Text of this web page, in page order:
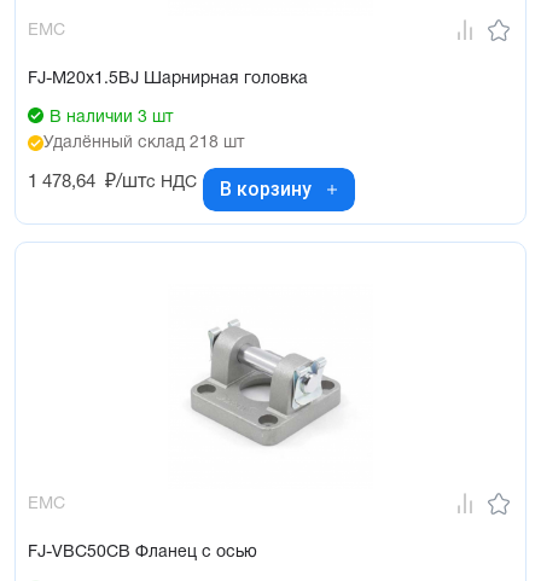
EMC
FJ-M20x1.5BJ Шарнирная головка
В наличии 3 шт
Удалённый склад 218 шт
1 478,64 ₽/штс НДС В корзину
EMC
FJ-VBC50CB Фланец с осью